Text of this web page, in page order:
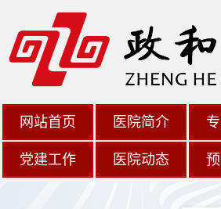
网站首页 医院简介
党建工作 医院动态